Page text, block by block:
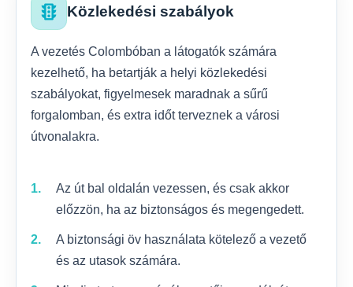
traffic Közlekedési szabályok
A vezetés Colombóban a látogatók számára
kezelhető, ha betartják a helyi közlekedési
szabályokat, figyelmesek maradnak a sűrű
forgalomban, és extra időt terveznek a városi
útvonalakra.
Az út bal oldalán vezessen, és csak akkor
előzzön, ha az biztonságos és megengedett.
A biztonsági öv használata kötelező a vezető
és az utasok számára.